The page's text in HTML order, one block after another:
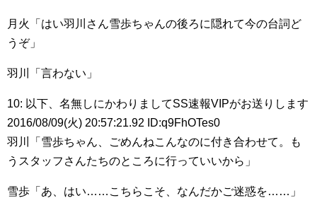
月火「はい羽川さん雪歩ちゃんの後ろに隠れて今の台詞ど
うぞ」
羽川「言わない」
10: 以下、名無しにかわりましてSS速報VIPがお送りします
2016/08/09(火) 20:57:21.92 ID:q9FhOTes0
羽川「雪歩ちゃん、ごめんねこんなのに付き合わせて。も
うスタッフさんたちのところに行っていいから」
雪歩「あ、はい……こちらこそ、なんだかご迷惑を……」